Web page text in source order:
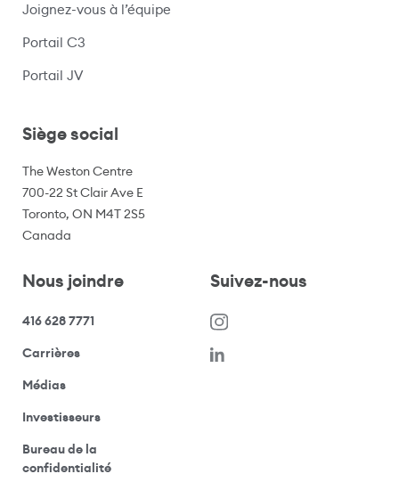
Joignez-vous à l’équipe
Portail C3
Portail JV(s’ouvre dans une nouvelle fenêtre)
Siège social
The Weston Centre
700-22 St Clair Ave E
Toronto, ON M4T 2S5
Canada
Nous joindre
416 628 7771
Carrières(s’ouvre dans une nouvelle fenêtre)
Médias(ouvre votre application de messagerie)
Investisseurs(ouvre votre application de messagerie)
Bureau de la
confidentialité(ouvre votre application de messagerie)
Suivez-nous